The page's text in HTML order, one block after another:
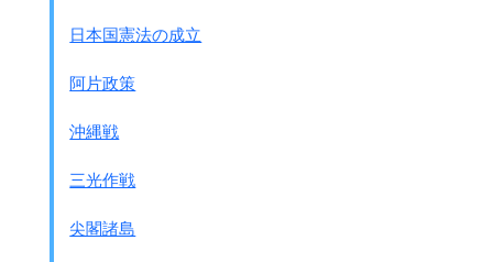
痛みも自ら治そうとする炎症反応です。
身体は自ら治そうとして臨戦態勢に入ります。
鼻づまり・血圧上昇・・・・・です。
身体は抵抗して臨戦状態に戻ろうとします。
日本国憲法の成立
阿片政策
沖縄戦
三光作戦
尖閣諸島